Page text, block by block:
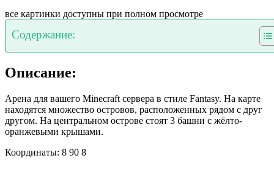
все картинки доступны при полном просмотре
Содержание:
Описание:
Арена для вашего Minecraft сервера в стиле Fantasy. На карте
находятся множество островов, расположенных рядом с друг
другом. На центральном острове стоят 3 башни с жёлто-
оранжевыми крышами.
Координаты: 8 90 8